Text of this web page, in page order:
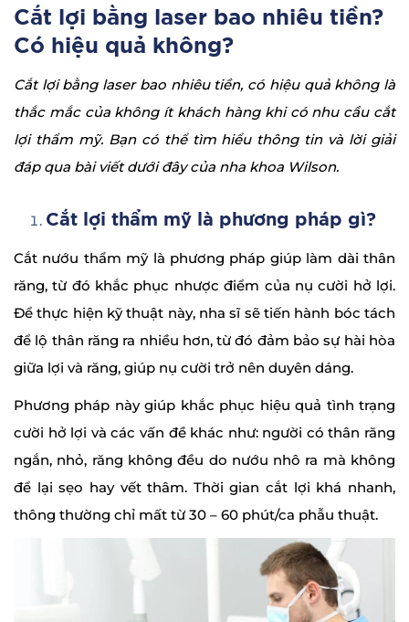
Cắt lợi bằng laser bao nhiêu tiền?
Có hiệu quả không?
Cắt lợi bằng laser bao nhiêu tiền, có hiệu quả không là
thắc mắc của không ít khách hàng khi có nhu cầu cắt
lợi thẩm mỹ. Bạn có thể tìm hiểu thông tin và lời giải
đáp qua bài viết dưới đây của nha khoa Wilson.
Cắt lợi thẩm mỹ là phương pháp gì?
Cắt nướu thẩm mỹ là phương pháp giúp làm dài thân
răng, từ đó khắc phục nhược điểm của nụ cười hở lợi.
Để thực hiện kỹ thuật này, nha sĩ sẽ tiến hành bóc tách
để lộ thân răng ra nhiều hơn, từ đó đảm bảo sự hài hòa
giữa lợi và răng, giúp nụ cười trở nên duyên dáng.
Phương pháp này giúp khắc phục hiệu quả tình trạng
cười hở lợi và các vấn đề khác như: người có thân răng
ngắn, nhỏ, răng không đều do nướu nhô ra mà không
để lại sẹo hay vết thâm. Thời gian cắt lợi khá nhanh,
thông thường chỉ mất từ ​​30 – 60 phút/ca phẫu thuật.